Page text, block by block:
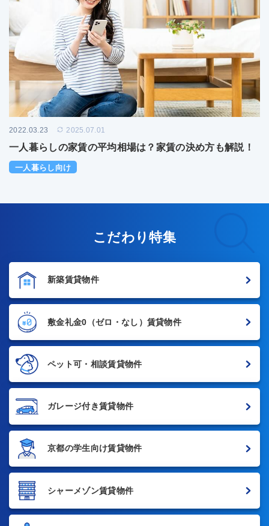
2022.03.23 2025.07.01
一人暮らしの家賃の平均相場は？家賃の決め方も解説！
一人暮らし向け
こだわり特集
新築賃貸物件
敷金礼金0 （ゼロ・なし）賃貸物件
ペット可・相談賃貸物件
ガレージ付き賃貸物件
京都の学生向け賃貸物件
シャーメゾン賃貸物件